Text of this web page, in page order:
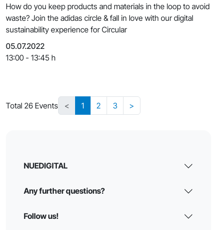
How do you keep products and materials in the loop to avoid
waste? Join the adidas circle & fall in love with our digital
sustainability experience for Circular
05.07.2022
13:00 - 13:45 h
Total 26 Events < 1 2 3 >
NUEDIGITAL
Any further questions?
Follow us!